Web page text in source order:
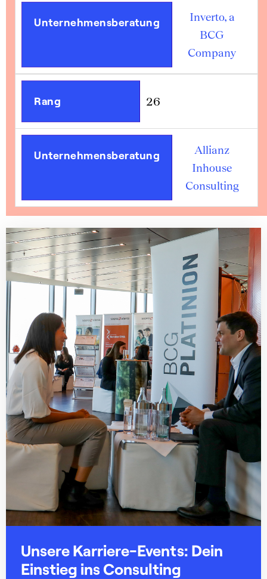
Unternehmensberatung
Inverto, a
BCG
Company
Rang 26
Unternehmensberatung
Allianz
Inhouse
Consulting
Unsere Karriere-Events: Dein
Einstieg ins Consulting